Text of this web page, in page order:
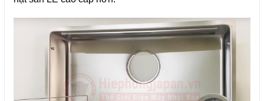
Sản xuất Nhật Bản
Nhập khẩu Nhật Bản